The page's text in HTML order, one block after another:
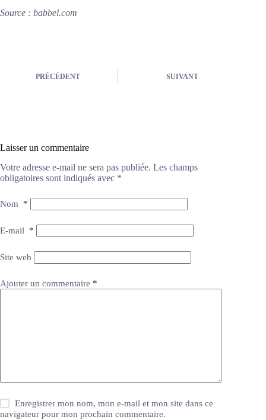
Source : babbel.com
PRÉCÉDENT SUIVANT
Laisser un commentaire
Votre adresse e-mail ne sera pas publiée. Les champs
obligatoires sont indiqués avec *
Nom *
E-mail *
Site web
Ajouter un commentaire *
Enregistrer mon nom, mon e-mail et mon site dans ce
navigateur pour mon prochain commentaire.